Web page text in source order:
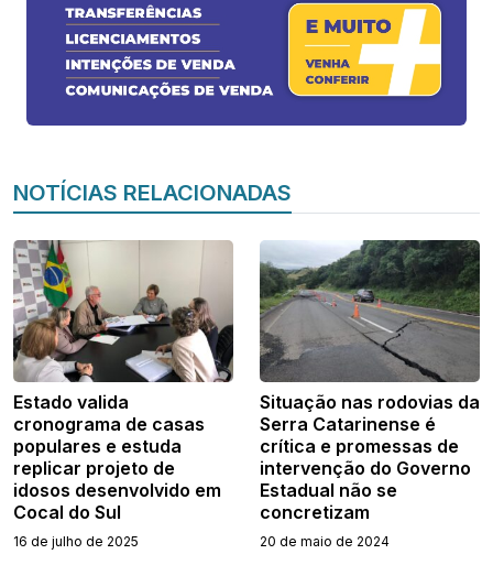
NOTÍCIAS RELACIONADAS
Estado valida
cronograma de casas
populares e estuda
replicar projeto de
idosos desenvolvido em
Cocal do Sul
16 de julho de 2025
Situação nas rodovias da
Serra Catarinense é
crítica e promessas de
intervenção do Governo
Estadual não se
concretizam
20 de maio de 2024